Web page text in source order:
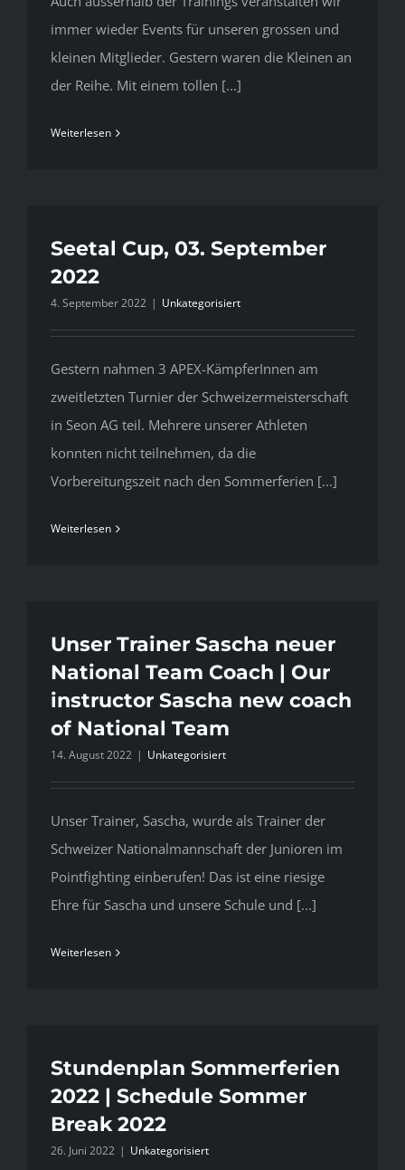
immer wieder Events für unseren grossen und
kleinen Mitglieder. Gestern waren die Kleinen an
der Reihe. Mit einem tollen [...]
Weiterlesen
Seetal Cup, 03. September
2022
4. September 2022 | Unkategorisiert
Gestern nahmen 3 APEX-KämpferInnen am
zweitletzten Turnier der Schweizermeisterschaft
in Seon AG teil. Mehrere unserer Athleten
konnten nicht teilnehmen, da die
Vorbereitungszeit nach den Sommerferien [...]
Weiterlesen
Unser Trainer Sascha neuer
National Team Coach | Our
instructor Sascha new coach
of National Team
14. August 2022 | Unkategorisiert
Unser Trainer, Sascha, wurde als Trainer der
Schweizer Nationalmannschaft der Junioren im
Pointfighting einberufen! Das ist eine riesige
Ehre für Sascha und unsere Schule und [...]
Weiterlesen
Stundenplan Sommerferien
2022 | Schedule Sommer
Break 2022
26. Juni 2022 | Unkategorisiert